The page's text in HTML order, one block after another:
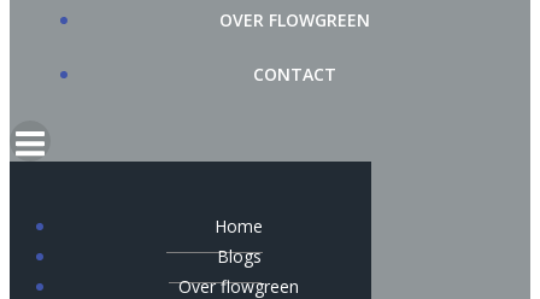
OVER FLOWGREEN
CONTACT
Home
Blogs
Over flowgreen